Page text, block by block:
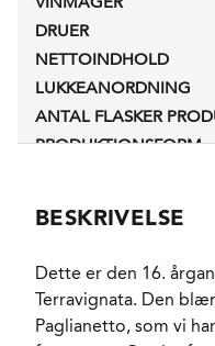
DRUER
NETTOINDHOLD
LUKKEANORDNING
ANTAL FLASKER
PRODUKTIONSFORM
LAGRING
FORVENTET
BESKRIVELSE
Dette er den 16.
Terravignata. Den
Paglianetto, som vi